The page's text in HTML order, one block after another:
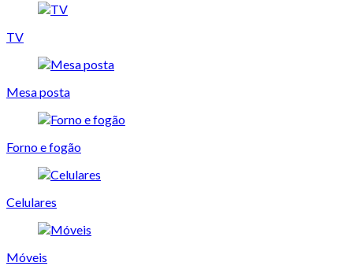
TV
Mesa posta
Forno e fogão
Celulares
Móveis